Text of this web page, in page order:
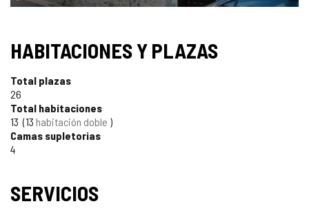
SELLO
TURISMO
DE
CONFIANZA
HABITACIONES Y PLAZAS
Total plazas
26
Total habitaciones
13
13 habitación doble
Camas supletorias
4
SERVICIOS